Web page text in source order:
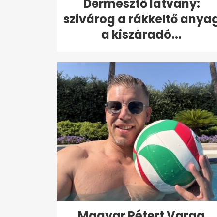
Dermesztő látvány:
szivárog a rákkeltő
a kiszáradó...